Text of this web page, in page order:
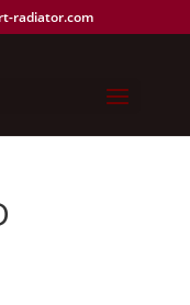
radiator.com